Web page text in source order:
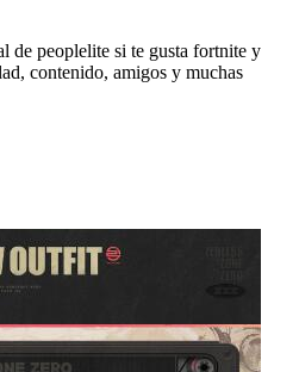
de peoplelite si te gusta fortnite y
contenido, amigos y muchas